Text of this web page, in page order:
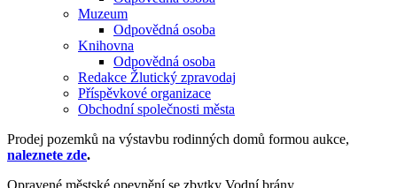
Muzeum
Odpovědná osoba
Knihovna
Odpovědná osoba
Redakce Žlutický zpravodaj
Příspěvkové organizace
Obchodní společnosti města
Prodej pozemků na výstavbu rodinných domů formou aukce,
naleznete zde.
Opravené městské opevnění se zbytky Vodní brány